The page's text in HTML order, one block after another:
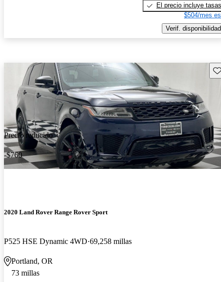
El precio incluye tasas
$504/mes
Verif. disponibilidad
Precio reducido
-$760
2020 Land Rover Range Rover Sport
P525 HSE Dynamic 4WD 69,258 millas
Portland, OR
73 millas